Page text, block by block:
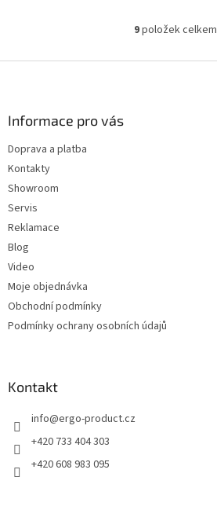
O
l
9položek celkem
Informace pro vás
Doprava a platba
Kontakty
Showroom
Servis
Reklamace
Blog
Video
Moje objednávka
Obchodní podmínky
Podmínky ochrany osobních údajů
Kontakt
info@ergo-product.cz
+420 733 404 303
+420 608 983 095